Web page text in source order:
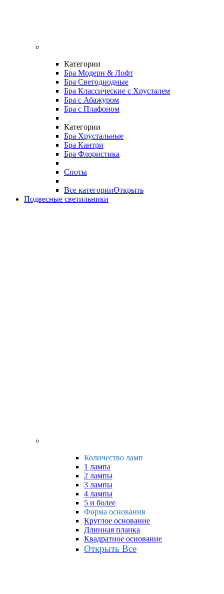
Категории
Бра Модерн & Лофт
Бра Светодиодные
Бра Классические с Хрусталем
Бра с Абажуром
Бра с Плафоном
Категории
Бра Хрустальные
Бра Кантри
Бра Флористика
Споты
Все категорииОткрыть
Подвесные светильники
Количество ламп
1 лампа
2 лампы
3 лампы
4 лампы
5 и более
Форма основания
Круглое основание
Длинная планка
Квадратное основание
Открыть Все